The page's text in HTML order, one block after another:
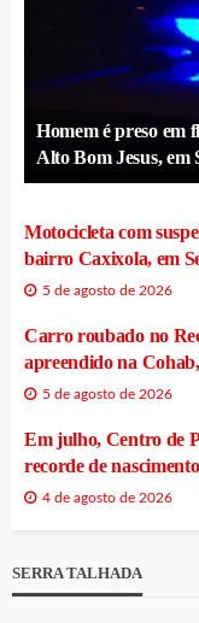
Homem é preso em
Alto Bom Jesus, em
Motocicleta com
bairro Caxixola, em
5 de agosto de 2026
Carro roubado no
apreendido na
5 de agosto de 2026
Em julho, Centro de
recorde de
4 de agosto de 2026
SERRA TALHADA